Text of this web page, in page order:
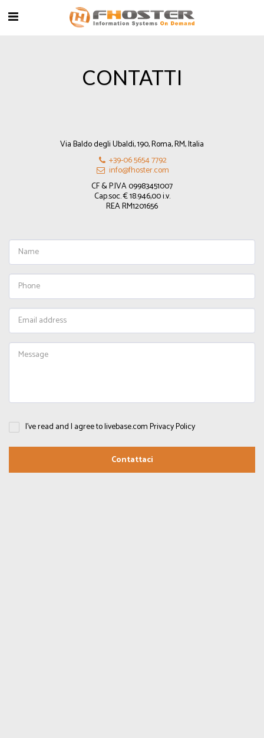
CONTATTI
Via Baldo degli Ubaldi, 190, Roma, RM, Italia
+39-06 5654 7792
info@fhoster.com
CF & P.IVA 09983451007
Cap.soc. € 18.946,00 i.v.
REA RM1201656
I've read and I agree to livebase.com Privacy Policy
Contattaci